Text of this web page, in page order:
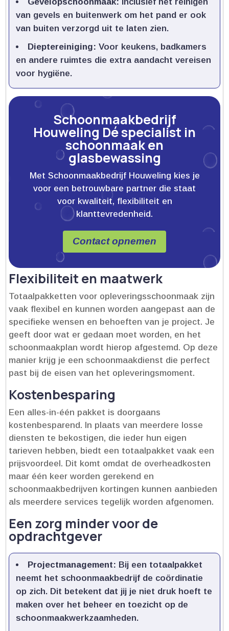
van gevels en buitenwerk om het pand er ook
van buiten verzorgd uit te laten zien.​
Dieptereiniging: Voor keukens, badkamers
en andere ruimtes die extra aandacht vereisen
voor hygiëne.​
Schoonmaakbedrijf
Houweling Dé specialist in
schoonmaak en
glasbewassing
Met Schoonmaakbedrijf Houweling kies je
voor een betrouwbare partner die staat
voor kwaliteit, flexibiliteit en
klanttevredenheid.
Contact opnemen
Flexibiliteit en maatwerk
Totaalpakketten voor opleveringsschoonmaak zijn
vaak flexibel en kunnen worden aangepast aan de
specifieke wensen en behoeften van je project.​ Je
geeft door wat er gedaan moet worden, en het
schoonmaakplan wordt hierop afgestemd.​ Op deze
manier krijg je een schoonmaakdienst die perfect
past bij de eisen van het opleveringsmoment.​
Kostenbesparing
Een alles-in-één pakket is doorgaans
kostenbesparend.​ In plaats van meerdere losse
diensten te bekostigen, die ieder hun eigen
tarieven hebben, biedt een totaalpakket vaak een
prijsvoordeel.​ Dit komt omdat de overheadkosten
maar één keer worden gerekend en
schoonmaakbedrijven kortingen kunnen aanbieden
als meerdere services tegelijk worden afgenomen.​
Een zorg minder voor de
opdrachtgever
Projectmanagement: Bij een totaalpakket
neemt het schoonmaakbedrijf de coördinatie
op zich.​ Dit betekent dat jij je niet druk hoeft te
maken over het beheer en toezicht op de
schoonmaakwerkzaamheden.​